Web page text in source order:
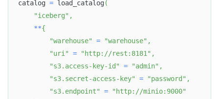
catalog = load_catalog(
"iceberg" ,
**{
"warehouse"
= "warehouse" ,
"uri"
= "http://rest:8181" ,
"s3.access-key-id"
= "admin" ,
"s3.secret-access-key"
= "password" ,
"s3.endpoint"
=
"http://minio:9000"